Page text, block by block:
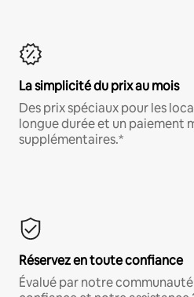
La simplicité du prix au mois
Des prix spéciaux pour les
longue durée et un paiement
supplémentaires.*
Réservez en toute confiance
Évalué par notre